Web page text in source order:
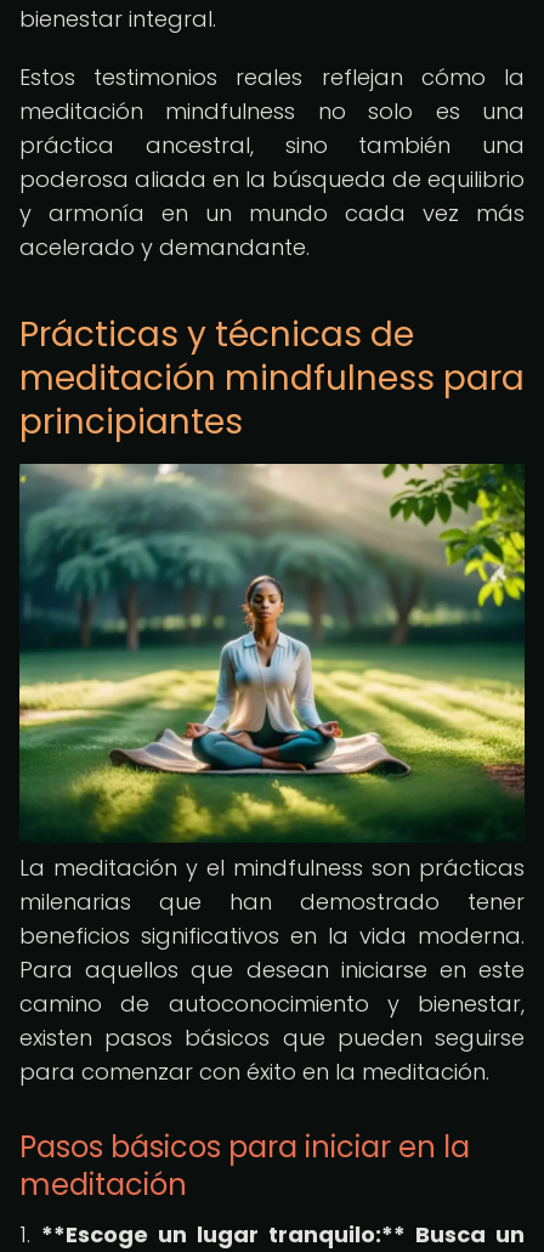
bienestar integral.
Estos testimonios reales reflejan cómo la
meditación mindfulness no solo es una
práctica ancestral, sino también una
poderosa aliada en la búsqueda de equilibrio
y armonía en un mundo cada vez más
acelerado y demandante.
Prácticas y técnicas de
meditación mindfulness para
principiantes
La meditación y el mindfulness son prácticas
milenarias que han demostrado tener
beneficios significativos en la vida moderna.
Para aquellos que desean iniciarse en este
camino de autoconocimiento y bienestar,
existen pasos básicos que pueden seguirse
para comenzar con éxito en la meditación.
Pasos básicos para iniciar en la
meditación
1. **Escoge un lugar tranquilo:** Busca un